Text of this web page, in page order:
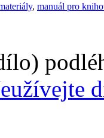
, manuál pro